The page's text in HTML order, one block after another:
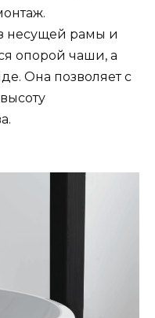
несущей рамы и
опорой чаши, а
Она позволяет с